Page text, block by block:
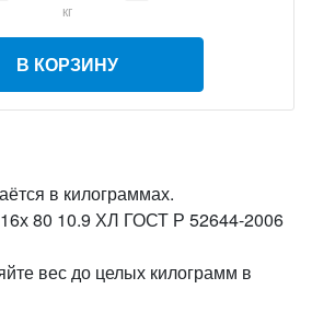
кг
В КОРЗИНУ
в килограммах.
80 10.9 ХЛ ГОСТ Р 52644-2006
вес до целых килограмм в